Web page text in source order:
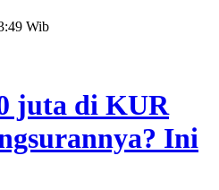
Wib
juta di KUR
Ini